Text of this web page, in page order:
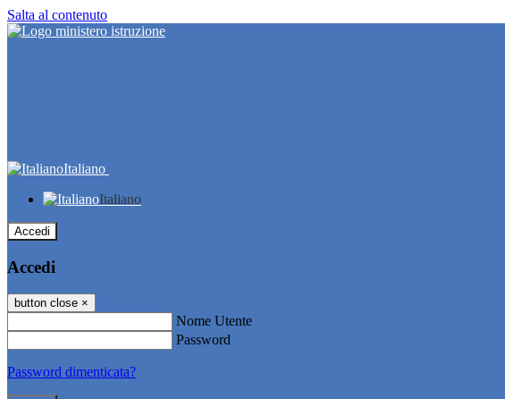
Salta al contenuto
Italiano
Italiano
Accedi
Accedi
button close ×
Nome Utente
Password
Password dimenticata?